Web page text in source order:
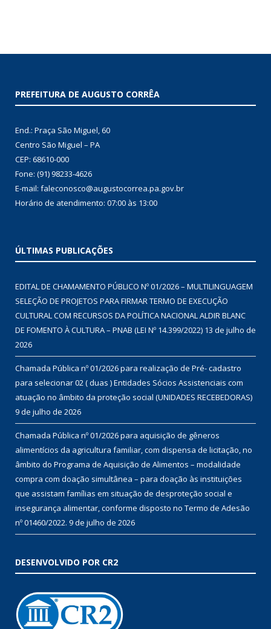
PREFEITURA DE AUGUSTO CORRÊA
End.: Praça São Miguel, 60
Centro São Miguel – PA
CEP: 68610-000
Fone: (91) 98233-4626
E-mail: faleconosco@augustocorrea.pa.gov.br
Horário de atendimento: 07:00 às 13:00
ÚLTIMAS PUBLICAÇÕES
EDITAL DE CHAMAMENTO PÚBLICO Nº 01/2026 – MULTILINGUAGEM
SELEÇÃO DE PROJETOS PARA FIRMAR TERMO DE EXECUÇÃO
CULTURAL COM RECURSOS DA POLÍTICA NACIONAL ALDIR BLANC
DE FOMENTO À CULTURA – PNAB (LEI Nº 14.399/2022) 13 de julho de
2026
Chamada Pública nº 01/2026 para realização de Pré- cadastro
para selecionar 02 ( duas ) Entidades Sócios Assistenciais com
atuação no âmbito da proteção social (UNIDADES RECEBEDORAS)
9 de julho de 2026
Chamada Pública nº 01/2026 para aquisição de gêneros
alimentícios da agricultura familiar, com dispensa de licitação, no
âmbito do Programa de Aquisição de Alimentos – modalidade
compra com doação simultânea – para doação às instituições
que assistam famílias em situação de desproteção social e
insegurança alimentar, conforme disposto no Termo de Adesão
nº 01460/2022. 9 de julho de 2026
DESENVOLVIDO POR CR2